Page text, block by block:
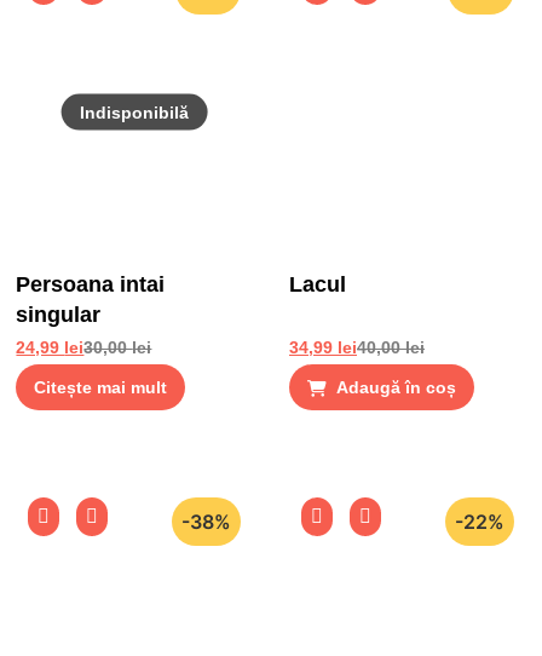
Persoana intai
singular
30,00lei
24,99 lei
Citește mai mult
Lacul
40,00lei
34,99 lei
Adaugă în coș
-38% -22%